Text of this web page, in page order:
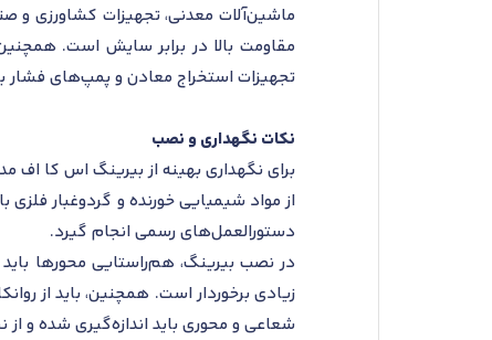
ماشین‌آلات معدنی، تجهیزات کشاورزی و
مقاومت بالا در برابر سایش است.
تجهیزات استخراج معادن و پمپ‌های فشار
نکات نگهداری و نصب
از مواد شیمیایی خورنده و گردوغبار
دستورالعمل‌های رسمی انجام گیرد.
در نصب بیرینگ، هم‌راستایی محورها باید
زیادی برخوردار است. همچنین، باید از
شعاعی و محوری باید اندازه‌گیری شده و از